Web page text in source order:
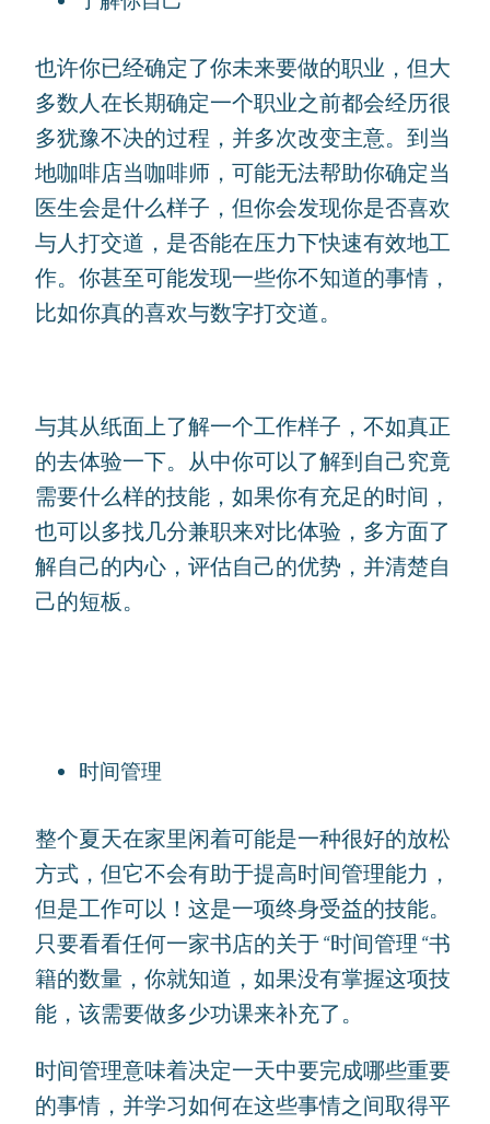
也许你已经确定了你未来要做的职业，但大
多数人在长期确定一个职业之前都会经历很
多犹豫不决的过程，并多次改变主意。到当
地咖啡店当咖啡师，可能无法帮助你确定当
医生会是什么样子，但你会发现你是否喜欢
与人打交道，是否能在压力下快速有效地工
作。你甚至可能发现一些你不知道的事情，
比如你真的喜欢与数字打交道。
与其从纸面上了解一个工作样子，不如真正
的去体验一下。从中你可以了解到自己究竟
需要什么样的技能，如果你有充足的时间，
也可以多找几分兼职来对比体验，多方面了
解自己的内心，评估自己的优势，并清楚自
己的短板。
时间管理
整个夏天在家里闲着可能是一种很好的放松
方式，但它不会有助于提高时间管理能力，
但是工作可以！这是一项终身受益的技能。
只要看看任何一家书店的关于 “时间管理 “书
籍的数量，你就知道，如果没有掌握这项技
能，该需要做多少功课来补充了。
时间管理意味着决定一天中要完成哪些重要
的事情，并学习如何在这些事情之间取得平